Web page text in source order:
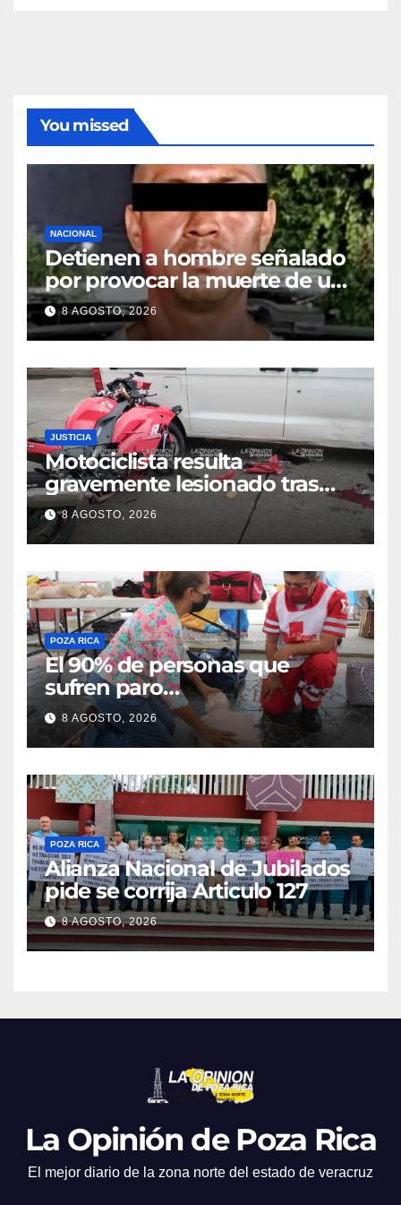
You missed
NACIONAL
Detienen a hombre señalado
por provocar la muerte de un
adulto mayor
8 AGOSTO, 2026
JUSTICIA
Motociclista resulta
gravemente lesionado tras
choque en la colonia Ricardo
Flores Magón
8 AGOSTO, 2026
POZA RICA
El 90% de personas que
sufren paro
cardiorrespiratorio mueren
8 AGOSTO, 2026
POZA RICA
Alianza Nacional de Jubilados
pide se corrija Articulo 127
8 AGOSTO, 2026
La Opinión de Poza Rica
El mejor diario de la zona norte del estado de veracruz